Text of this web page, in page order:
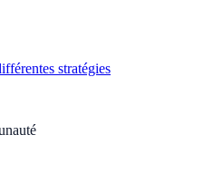
stratégies